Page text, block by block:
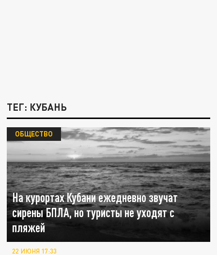
ТЕГ: КУБАНЬ
На курортах Кубани ежедневно звучат
сирены БПЛА, но туристы не уходят с
пляжей
ОБЩЕСТВО
22 ИЮНЯ 17:33